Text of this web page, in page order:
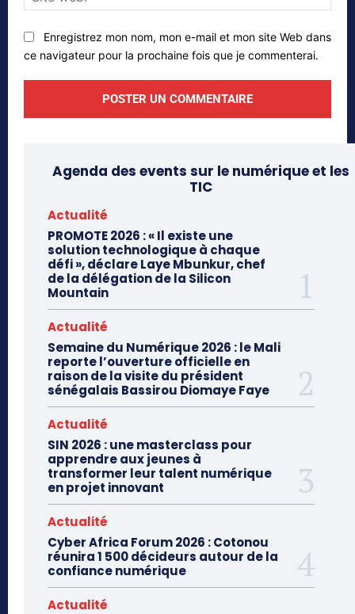
web:
Enregistrez mon nom, mon e-mail et mon site Web dans
ce navigateur pour la prochaine fois que je commenterai.
Agenda des events sur le numérique et les
TIC
Actualité
PROMOTE 2026 : « Il existe une
solution technologique à chaque
défi », déclare Laye Mbunkur, chef
de la délégation de la Silicon
Mountain
Actualité
Semaine du Numérique 2026 : le Mali
reporte l’ouverture officielle en
raison de la visite du président
sénégalais Bassirou Diomaye Faye
Actualité
SIN 2026 : une masterclass pour
apprendre aux jeunes à
transformer leur talent numérique
en projet innovant
Actualité
Cyber Africa Forum 2026 : Cotonou
réunira 1 500 décideurs autour de la
confiance numérique
Actualité